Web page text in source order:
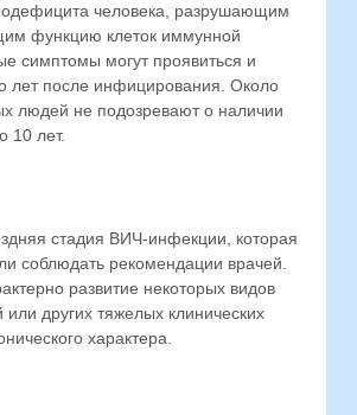
человека, разрушающим
функцию клеток иммунной
симптомы могут проявиться и
лет после инфицирования. Около
людей не подозревают о наличии
10 лет.
стадия ВИЧ-инфекции, которая
соблюдать рекомендации врачей.
развитие некоторых видов
других тяжелых клинических
характера.